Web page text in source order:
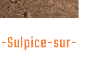
Sulpice-sur-